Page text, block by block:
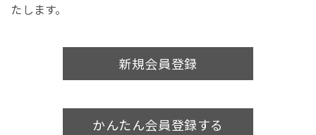
たします。
新規会員登録
かんたん会員登録する